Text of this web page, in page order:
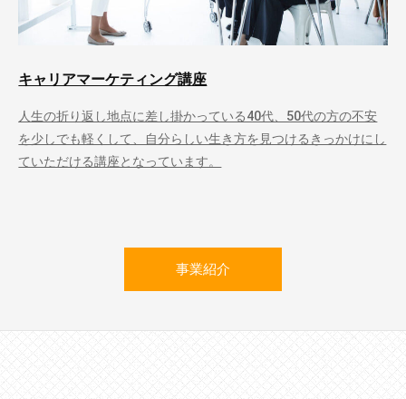
キャリアマーケティング講座
人生の折り返し地点に差し掛かっている40代、50代の方の不安
を少しでも軽くして、自分らしい生き方を見つけるきっかけにし
ていただける講座となっています。
事業紹介